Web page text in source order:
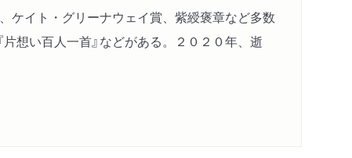
ケイト・グリーナウェイ賞、紫綬褒章など多数
片想い百人一首』などがある。２０２０年、逝